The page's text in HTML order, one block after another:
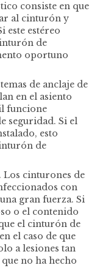
consiste en que
al cinturón y
este estéreo
de
oportuno
de anclaje de
en el asiento
funcione
seguridad. Si el
esto
de
. Los cinturones de
con
gran fuerza. Si
o el contenido
el cinturón de
el caso de que
a lesiones tan
no ha hecho